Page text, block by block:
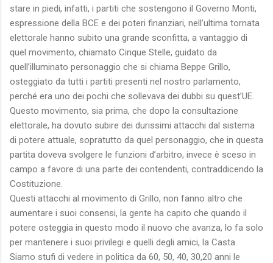
stare in piedi, infatti, i partiti che sostengono il Governo Monti,
espressione della BCE e dei poteri finanziari, nell’ultima tornata
elettorale hanno subito una grande sconfitta, a vantaggio di
quel movimento, chiamato Cinque Stelle, guidato da
quell’illuminato personaggio che si chiama Beppe Grillo,
osteggiato da tutti i partiti presenti nel nostro parlamento,
perché era uno dei pochi che sollevava dei dubbi su quest’UE.
Questo movimento, sia prima, che dopo la consultazione
elettorale, ha dovuto subire dei durissimi attacchi dal sistema
di potere attuale, sopratutto da quel personaggio, che in questa
partita doveva svolgere le funzioni d’arbitro, invece è sceso in
campo a favore di una parte dei contendenti, contraddicendo la
Costituzione.
Questi attacchi al movimento di Grillo, non fanno altro che
aumentare i suoi consensi, la gente ha capito che quando il
potere osteggia in questo modo il nuovo che avanza, lo fa solo
per mantenere i suoi privilegi e quelli degli amici, la Casta.
Siamo stufi di vedere in politica da 60, 50, 40, 30,20 anni le